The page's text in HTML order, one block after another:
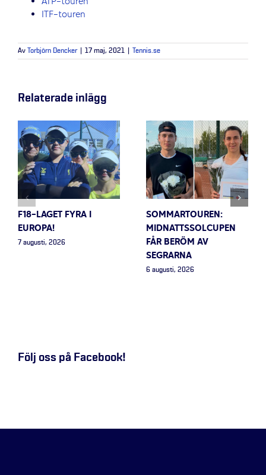
ITF-touren
Av Torbjörn Dencker 17 maj, 2021 Tennis.se
Relaterade inlägg
F18-LAGET FYRA I
EUROPA!
7 augusti, 2026
SOMMARTOUREN:
MIDNATTSSOLCUPEN
FÅR BERÖM AV
SEGRARNA
6 augusti, 2026
Följ oss på Facebook!